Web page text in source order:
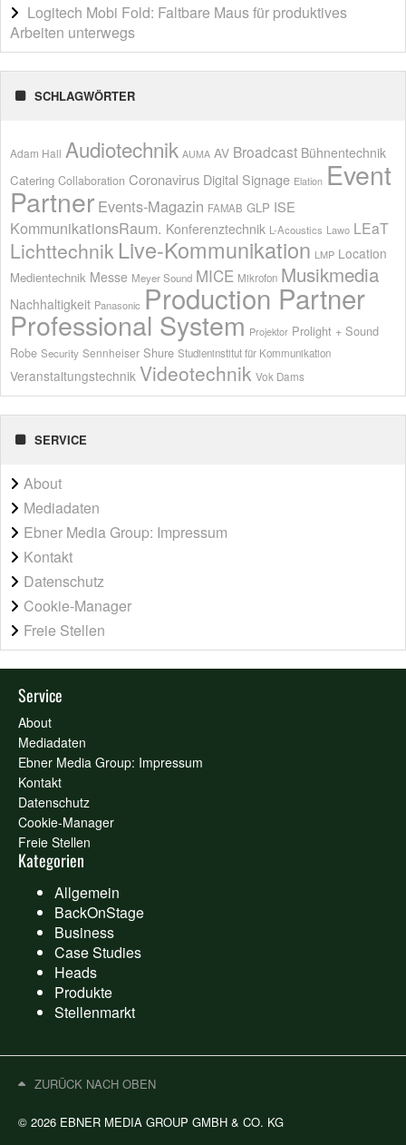
Logitech Mobi Fold: Faltbare Maus für produktives
Arbeiten unterwegs
SCHLAGWÖRTER
Adam Hall Audiotechnik AUMA AV Broadcast Bühnentechnik
Catering Collaboration Coronavirus Digital Signage Elation Event
Partner Events-Magazin FAMAB GLP ISE
KommunikationsRaum. Konferenztechnik L-Acoustics Lawo LEaT
Lichttechnik Live-Kommunikation LMP Location
Medientechnik Messe Meyer Sound MICE Mikrofon Musikmedia
Nachhaltigkeit Panasonic Production Partner
Professional System Projektor Prolight + Sound
Robe Security Sennheiser Shure Studieninstitut für Kommunikation
Veranstaltungstechnik Videotechnik Vok Dams
SERVICE
About
Mediadaten
Ebner Media Group: Impressum
Kontakt
Datenschutz
Cookie-Manager
Freie Stellen
Service
About
Mediadaten
Ebner Media Group: Impressum
Kontakt
Datenschutz
Cookie-Manager
Freie Stellen
Kategorien
Allgemein
BackOnStage
Business
Case Studies
Heads
Produkte
Stellenmarkt
© 2026 EBNER MEDIA GROUP GMBH & CO. KG
ZURÜCK NACH OBEN